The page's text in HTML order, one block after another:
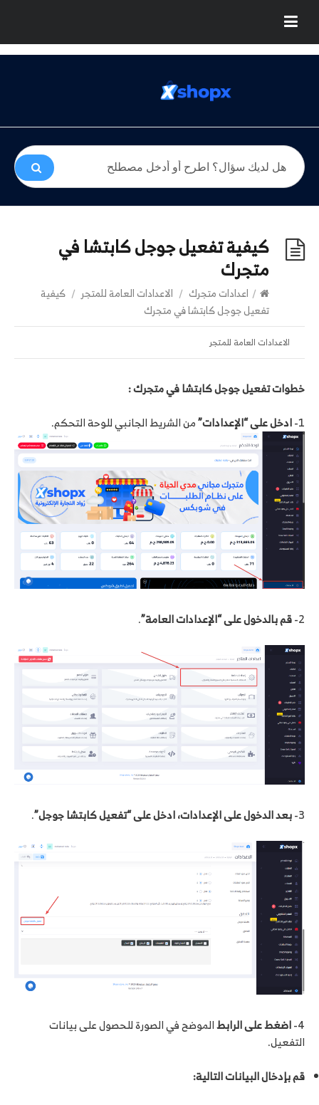
كيفية تفعيل جوجل كابتشا في
متجرك
/ اعدادات متجرك / الاعدادات العامة للمتجر / كيفية
تفعيل جوجل كابتشا في متجرك
الاعدادات العامة للمتجر
خطوات تفعيل جوجل كابتشا في متجرك :
1- ادخل على “الإعدادات”من الشريط الجانبي للوحة التحكم.
2- قم بالدخول على “الإعدادات العامة”.
3- بعد الدخول على الإعدادات، ادخل على “تفعيل كابتشا جوجل”.
4- اضغط على الرابطالموضح في الصورة للحصول على بيانات
التفعيل.
قم بإدخال البيانات التالية: